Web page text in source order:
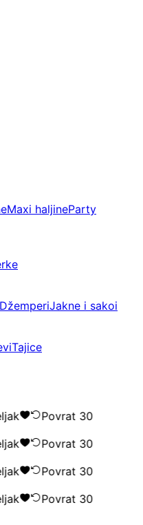
Maxi haljineParty
DžemperiJakne i sakoi
Tajice
Povrat 30
Povrat 30
Povrat 30
Povrat 30